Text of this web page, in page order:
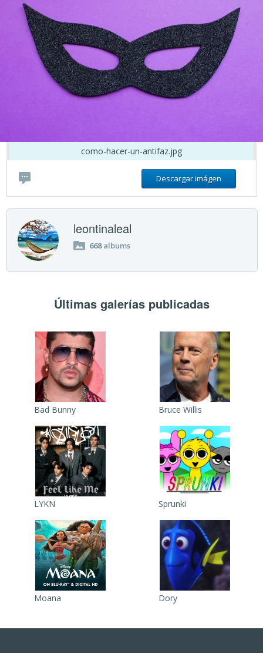
como-hacer-un-antifaz.jpg
Descargar imágen
leontinaleal
668albums
Últimas galerías publicadas
Bad Bunny Bruce Willis
LYKN Sprunki
Moana Dory